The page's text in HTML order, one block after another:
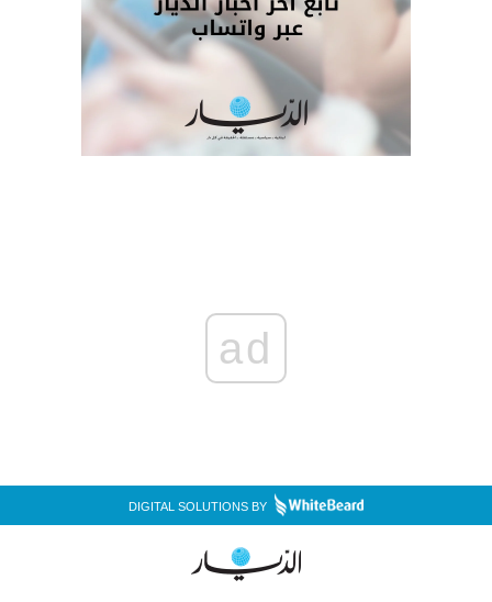
ad
DIGITAL SOLUTIONS BY